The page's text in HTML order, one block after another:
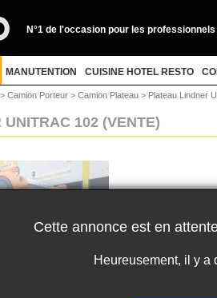
N°1 de l'occasion pour les professionnels
MANUTENTION CUISINE HOTEL RESTO
> Camion Porteur > Camion Plateau > Plateau Lindner
UNITRAC 102 (VENTE)
Cette annonce est en
Heureusement, il y a